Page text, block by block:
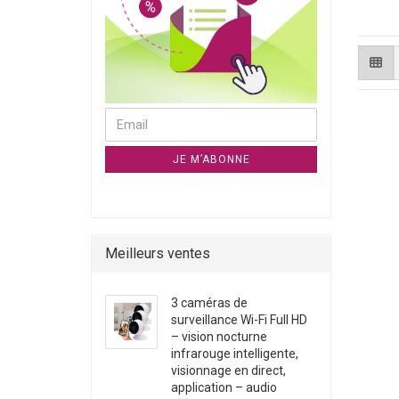
JE M’ABONNE
Meilleurs ventes
3 caméras de
surveillance Wi-Fi Full HD
– vision nocturne
infrarouge intelligente,
visionnage en direct,
application – audio